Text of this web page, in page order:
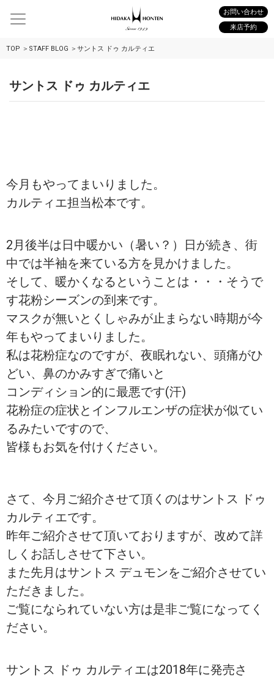
お問い合わせ
来店予約
TOP STAFF BLOG サントス ドゥ カルティエ
サントス ドゥ カルティエ
今月もやってまいりました。
カルティエ担当松本です。
2月後半は日中暖かい（暑い？）日が続き、街
中では半袖を来ている方を見かけました。
そして、暖かくなるということは・・・そうで
す花粉シーズンの到来です。
マスクが無いとくしゃみが止まらない時期が今
年もやってまいりました。
私は花粉症なのですが、夜眠れない、頭痛がひ
どい、鼻のかみすぎで痛いと
コンディション的に最悪です(汗)
花粉症の症状とインフルエンザの症状が似てい
るみたいですので、
皆様もお気を付けください。
さて、今月ご紹介させて頂くのはサントス ドゥ
カルティエです。
昨年ご紹介させて頂いておりますが、改めて詳
しくお話しさせて下さい。
また先月はサントス デュモンをご紹介させてい
ただきました。
ご覧になられていない方は是非ご覧になってく
ださい。
サントス ドゥ カルティエは2018年に発売さ